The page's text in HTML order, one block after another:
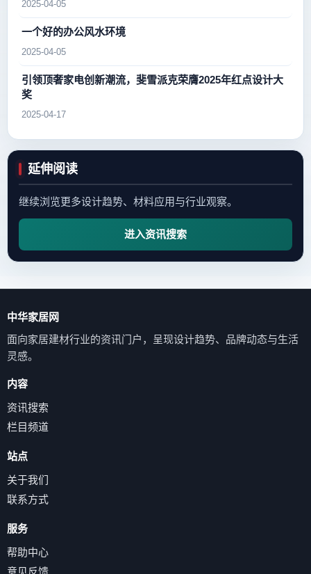
2025-04-05
一个好的办公风水环境
2025-04-05
引领顶奢家电创新潮流，斐雪派克荣膺2025年红点设计大
奖
2025-04-17
延伸阅读
继续浏览更多设计趋势、材料应用与行业观察。
进入资讯搜索
中华家居网
面向家居建材行业的资讯门户，呈现设计趋势、品牌动态与生活
灵感。
内容
资讯搜索
栏目频道
站点
关于我们
联系方式
服务
帮助中心